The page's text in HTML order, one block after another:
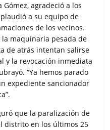
agradeció a los
a su equipo de
de los vecinos.
la maquinaria pesada de
de atrás intentan salirse
y la revocación inmediata
“Ya hemos parado
expediente sancionador
que la paralización de
distrito en los últimos 25